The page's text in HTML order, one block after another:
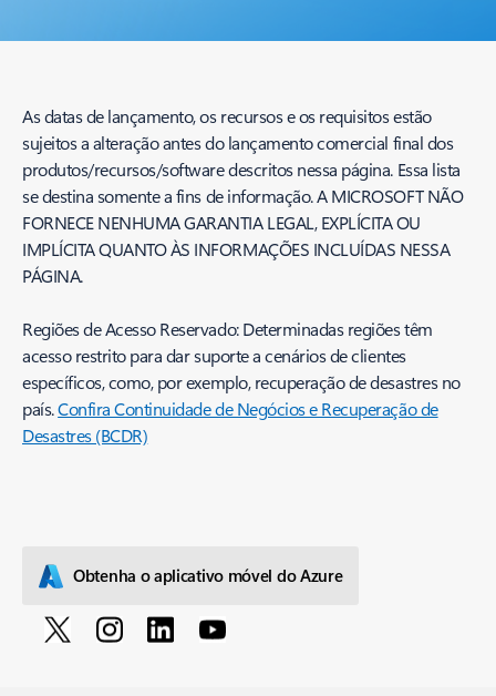
As datas de lançamento, os recursos e os requisitos estão
sujeitos a alteração antes do lançamento comercial final dos
produtos/recursos/software descritos nessa página. Essa lista
se destina somente a fins de informação. A MICROSOFT NÃO
FORNECE NENHUMA GARANTIA LEGAL, EXPLÍCITA OU
IMPLÍCITA QUANTO ÀS INFORMAÇÕES INCLUÍDAS NESSA
PÁGINA.
Regiões de Acesso Reservado: Determinadas regiões têm
acesso restrito para dar suporte a cenários de clientes
específicos, como, por exemplo, recuperação de desastres no
país.Confira Continuidade de Negócios e Recuperação de
Desastres (BCDR)
Obtenha o aplicativo móvel do Azure